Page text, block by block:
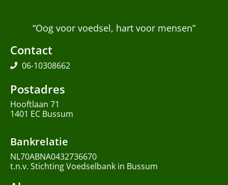
“Oog voor voedsel, hart voor mensen”
Contact
06-10308662
Postadres
Hooftlaan 71
1401 EC Bussum
Bankrelatie
NL70ABNA0432736670
t.n.v. Stichting Voedselbank in Bussum